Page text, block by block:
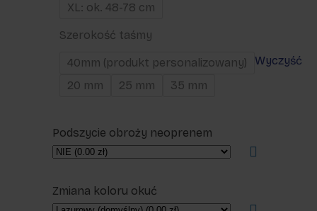
XL: ok. 48-78 cm
Szerokość taśmy
40mm (produkt personalizowany)
20 mm
25 mm 35 mm
Wyczyść
Podszycie obroży neoprenem
Zmiana koloru okuć